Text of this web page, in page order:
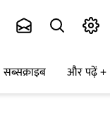
सब्सक्राइब और पढ़ें